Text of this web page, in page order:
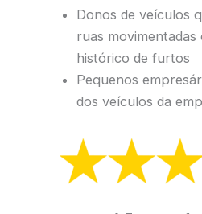
Donos de veículos
ruas
histórico de furtos
Pequenos
dos veículos da